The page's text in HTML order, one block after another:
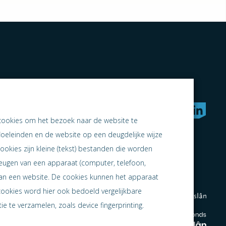
naar samen ondernemen
om het bezoek naar de website te
en de website op een deugdelijke wijze
zijn kleine (tekst) bestanden die worden
van een apparaat (computer, telefoon,
een website. De cookies kunnen het apparaat
word hier ook bedoeld vergelijkbare
te verzamelen, zoals device fingerprinting.